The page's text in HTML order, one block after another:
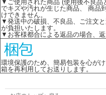
▼ご使用された商品 (使用後不良
でキズや汚れが生じた商品、 商品
けできません。
▼発送中の破損、不良品、ご注文
が負担いたします。
▼お客様都合による返品の場合、返
環境保護のため、簡易包装を心が
箱を再利用してお送りします。